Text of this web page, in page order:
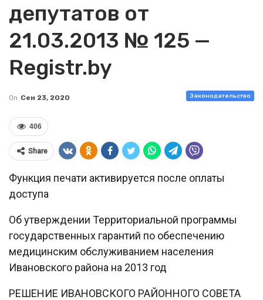
депутатов от
21.03.2013 № 125 —
Registr.by
Законодательство
On Сен 23, 2020
406
Share
Функция печати активируется после оплаты
доступа
Об утверждении Территориальной программы
государственных гарантий по обеспечению
медицинским обслуживанием населения
Ивановского района на 2013 год
РЕШЕНИЕ ИВАНОВСКОГО РАЙОННОГО СОВЕТА